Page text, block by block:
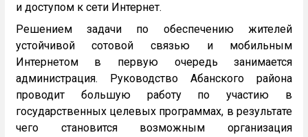
и доступом к сети Интернет.
Решением задачи по обеспечению жителей
устойчивой сотовой связью и мобильным
Интернетом в первую очередь занимается
администрация. Руководство Абанского района
проводит большую работу по участию в
государственных целевых программах, в результате
чего становится возможным организация